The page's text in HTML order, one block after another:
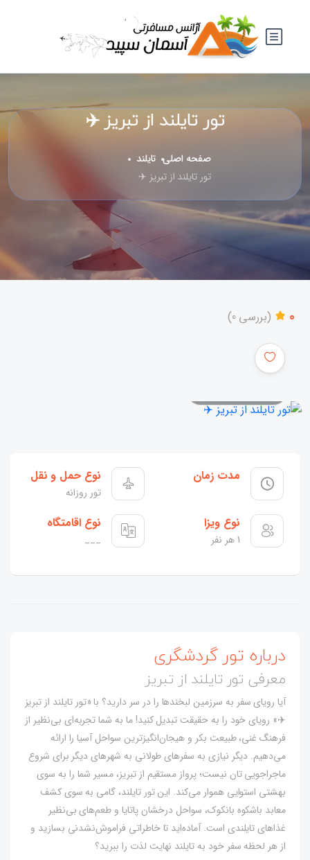
تور تایلند از تبریز ✈️
صفحه اصلی تایلند
تور تایلند از تبریز ✈️
0 (بررسی 0)
مدت زمان نوع حمل و نقل
تور روزانه
نوع ویزا
1 هر نفر
نوع اقامتگاه
___
درباره تور گردشگری
معرفی تور تایلند از تبریز
آیا رویای سفر به سرزمین لبخندها را در سر دارید؟ با «تور تایلند از تبریز
✈️» رویای خود را به حقیقت تبدیل کنید! ما به شما تجربه‌ای بی‌نظیر از
فرهنگ غنی، طبیعت بکر و هیجان‌انگیزترین سواحل آسیا را ارائه
می‌دهیم. دیگر نیازی به سفرهای طولانی به شهرهای دیگر برای شروع
ماجراجویی تان نیست؛ پرواز مستقیم از تبریز، مسیر شما را به سوی
بهشتی استوایی هموار می‌کند. این تور تایلند، گامی به سوی کشف
معابد باشکوه بانکوک، سواحل درخشان پاتایا و طعم‌های بی‌نظیر
غذاهای تایلندی است. آماده‌اید تا خاطراتی فراموش‌نشدنی بسازید و
از هر لحظه سفر خود به تایلند نهایت لذت را ببرید؟